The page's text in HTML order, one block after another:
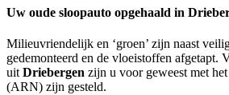
Uw oude sloopauto opgehaald in
Milieuvriendelijk en ‘groen’ zijn naast
gedemonteerd en de vloeistoffen afgetapt.
uit Driebergen zijn u voor geweest met het
(ARN) zijn gesteld.